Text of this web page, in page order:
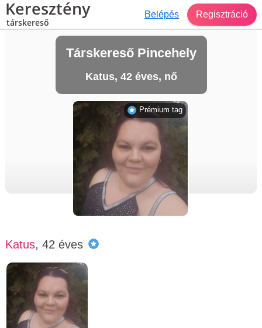
Keresztény
társkereső
Belépés Regisztráció
Társkereső Pincehely
Katus, 42 éves, nő
Katus, 42 éves
Prémium tag